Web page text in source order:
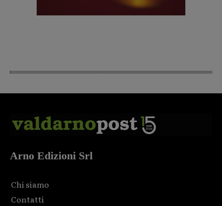
Arno Edizioni Srl
Chi siamo
Contatti